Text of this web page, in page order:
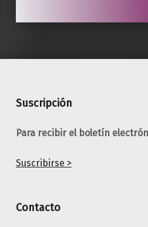
Suscripción
Para recibir el boletín
Suscribirse >
Contacto